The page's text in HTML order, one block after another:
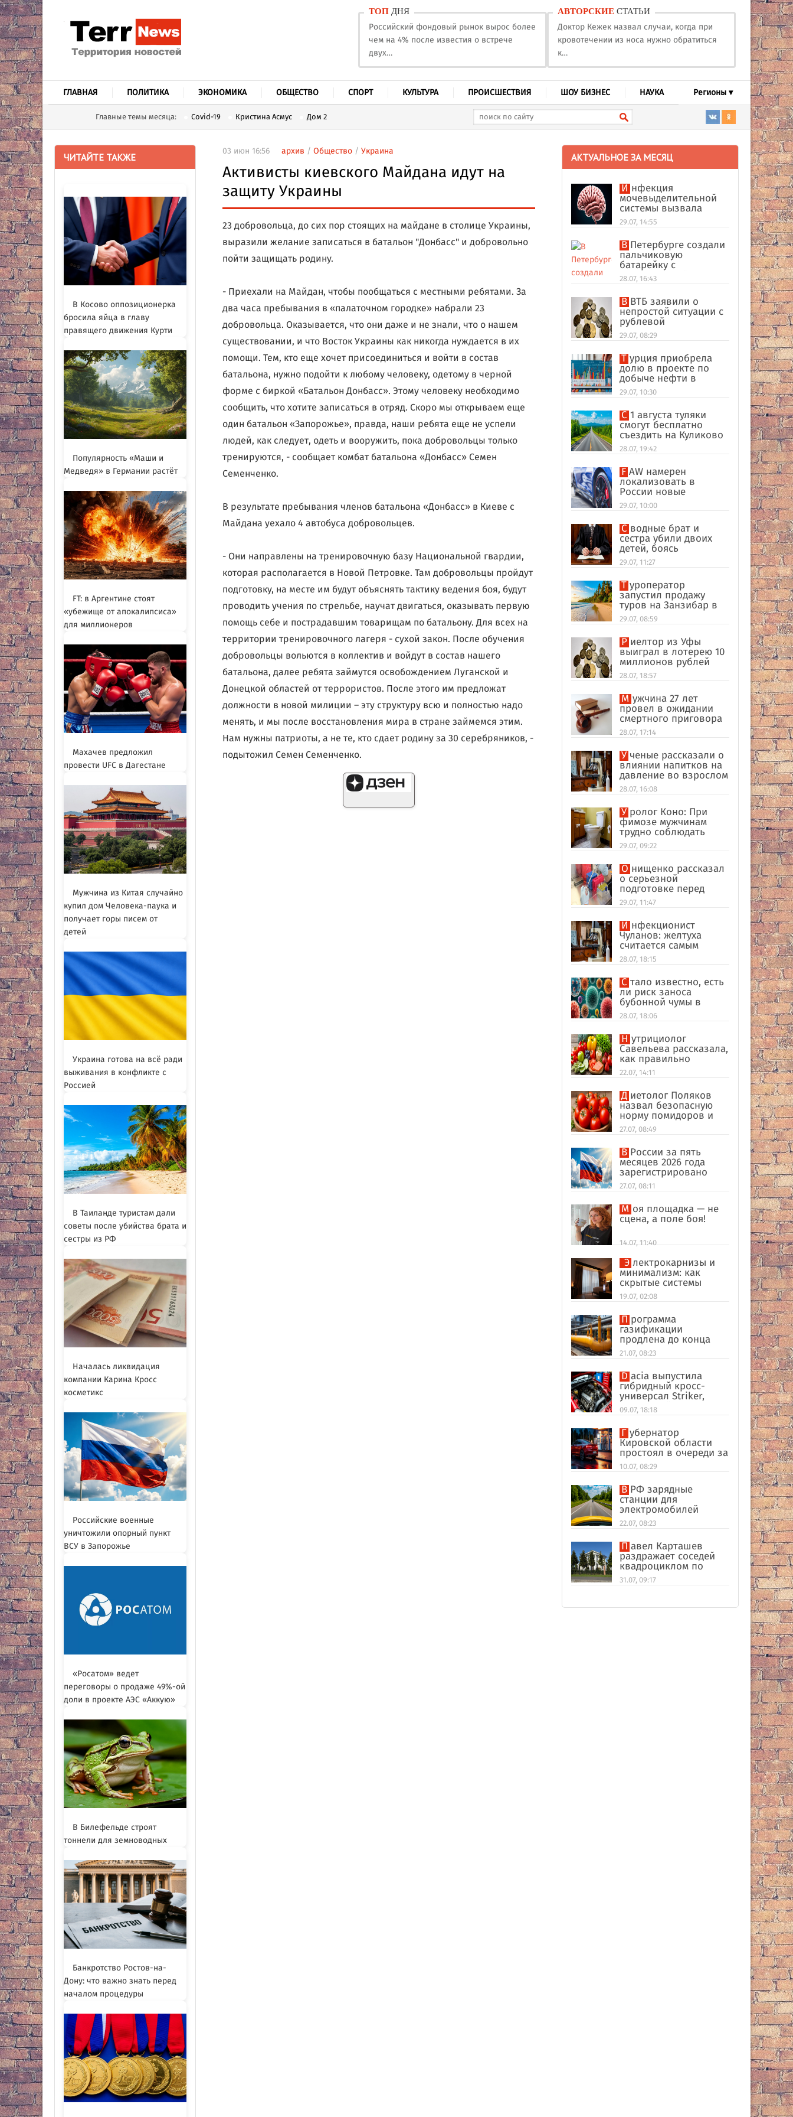
ТОП ДНЯ
Российский фондовый рынок вырос более
чем на 4% после известия о встрече
двух…
АВТОРСКИЕ СТАТЬИ
Доктор Кежек назвал случаи, когда при
кровотечении из носа нужно обратиться
к…
ГЛАВНАЯ ПОЛИТИКА ЭКОНОМИКА ОБЩЕСТВО СПОРТ КУЛЬТУРА ПРОИСШЕСТВИЯ ШОУ БИЗНЕС НАУКА Регионы ▾
Главные темы месяца: Covid-19 Кристина Асмус Дом 2
ЧИТАЙТЕ ТАКЖЕ
В Косово оппозиционерка
бросила яйца в главу
правящего движения Курти
Популярность «Маши и
Медведя» в Германии растёт
FT: в Аргентине стоят
«убежище от апокалипсиса»
для миллионеров
Махачев предложил
провести UFC в Дагестане
Мужчина из Китая случайно
купил дом Человека-паука и
получает горы писем от
детей
Украина готова на всё ради
выживания в конфликте с
Россией
В Таиланде туристам дали
советы после убийства брата и
сестры из РФ
Началась ликвидация
компании Карина Кросс
косметикс
Российские военные
уничтожили опорный пункт
ВСУ в Запорожье
«Росатом» ведет
переговоры о продаже 49%-ой
доли в проекте АЭС «Аккую»
В Билефельде строят
тоннели для земноводных
Банкротство Ростов-на-
Дону: что важно знать перед
началом процедуры
03 июн 16:56 архив / Общество / Украина
Активисты киевского Майдана идут на
защиту Украины
23 добровольца, до сих пор стоящих на майдане в столице Украины,
выразили желание записаться в батальон "Донбасс" и добровольно
пойти защищать родину.
- Приехали на Майдан, чтобы пообщаться с местными ребятами. За
два часа пребывания в «палаточном городке» набрали 23
добровольца. Оказывается, что они даже и не знали, что о нашем
существовании, и что Восток Украины как никогда нуждается в их
помощи. Тем, кто еще хочет присоединиться и войти в состав
батальона, нужно подойти к любому человеку, одетому в черной
форме с биркой «Батальон Донбасс». Этому человеку необходимо
сообщить, что хотите записаться в отряд. Скоро мы открываем еще
один батальон «Запорожье», правда, наши ребята еще не успели
людей, как следует, одеть и вооружить, пока добровольцы только
тренируются, - сообщает комбат батальона «Донбасс» Семен
Семенченко.
В результате пребывания членов батальона «Донбасс» в Киеве с
Майдана уехало 4 автобуса добровольцев.
- Они направлены на тренировочную базу Национальной гвардии,
которая располагается в Новой Петровке. Там добровольцы пройдут
подготовку, на месте им будут объяснять тактику ведения боя, будут
проводить учения по стрельбе, научат двигаться, оказывать первую
помощь себе и пострадавшим товарищам по батальону. Для всех на
территории тренировочного лагеря - сухой закон. После обучения
добровольцы вольются в коллектив и войдут в состав нашего
батальона, далее ребята займутся освобождением Луганской и
Донецкой областей от террористов. После этого им предложат
должности в новой милиции – эту структуру всю и полностью надо
менять, и мы после восстановления мира в стране займемся этим.
Нам нужны патриоты, а не те, кто сдает родину за 30 серебряников, -
подытожил Семен Семенченко.
АКТУАЛЬНОЕ ЗА МЕСЯЦ
Инфекция
мочевыделительной
системы вызвала
абсцесс мозга у
американки
29.07, 14:55
В Петербурге создали
пальчиковую
батарейку с
беспроводной
зарядкой
28.07, 16:43
В ВТБ заявили о
непростой ситуации с
рублевой
ликвидностью в
банковском секторе
29.07, 08:29
Турция приобрела
долю в проекте по
добыче нефти в
иракском Киркуке
29.07, 10:30
С 1 августа туляки
смогут бесплатно
съездить на Куликово
поле
28.07, 19:42
FAW намерен
локализовать в
России новые
кроссоверы
29.07, 10:00
Сводные брат и
сестра убили двоих
детей, боясь
разоблачения инцеста
29.07, 11:27
Туроператор
запустил продажу
туров на Занзибар в
качестве
альтернативы Турции
29.07, 08:59
Риелтор из Уфы
выиграл в лотерею 10
миллионов рублей
28.07, 18:57
Мужчина 27 лет
провел в ожидании
смертного приговора
из-за поддельных
улик в США
28.07, 17:14
Ученые рассказали о
влиянии напитков на
давление во взрослом
возрасте
28.07, 16:08
Уролог Коно: При
фимозе мужчинам
трудно соблюдать
интимную гигиену
29.07, 09:22
Онищенко рассказал
о серьезной
подготовке перед
отпуском в
экзотические страны
29.07, 11:47
Инфекционист
Чуланов: желтуха
считается самым
главным признаком
гепатита
28.07, 18:15
Стало известно, есть
ли риск заноса
бубонной чумы в
Россию
28.07, 18:06
Нутрициолог
Савельева рассказала,
как правильно
формировать
пищевые привычки
22.07, 14:11
Диетолог Поляков
назвал безопасную
норму помидоров и
огурцов
27.07, 08:49
В России за пять
месяцев 2026 года
зарегистрировано
рекордное число
иностранных
компаний
27.07, 08:11
Моя площадка — не
сцена, а поле боя!
14.07, 11:40
Электрокарнизы и
минимализм: как
скрытые системы
делают интерьер
дороже
19.07, 02:08
Программа
газификации
продлена до конца
2026 года
21.07, 08:23
Dacia выпустила
гибридный кросс-
универсал Striker,
способный работать
на метане
09.07, 18:18
Губернатор
Кировской области
простоял в очереди за
топливом
10.07, 08:29
В РФ зарядные
станции для
электромобилей
оказались на грани
перегрузки
22.07, 08:23
Павел Карташев
раздражает соседей
квадроциклом по
выходным под Тверью
31.07, 09:17